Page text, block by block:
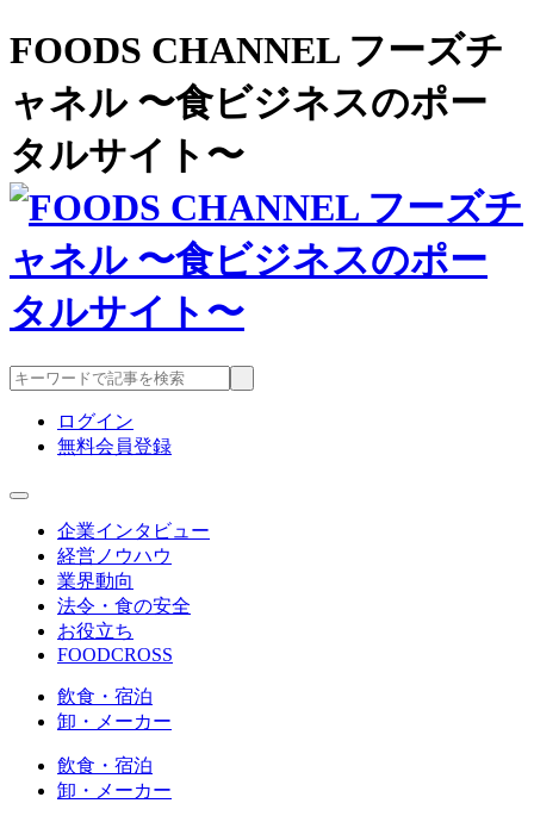
FOODS CHANNEL フーズチ
ャネル 〜食ビジネスのポー
タルサイト〜
ログイン
無料会員登録
企業インタビュー
経営ノウハウ
業界動向
法令・食の安全
お役立ち
FOODCROSS
飲食・宿泊
卸・メーカー
飲食・宿泊
卸・メーカー